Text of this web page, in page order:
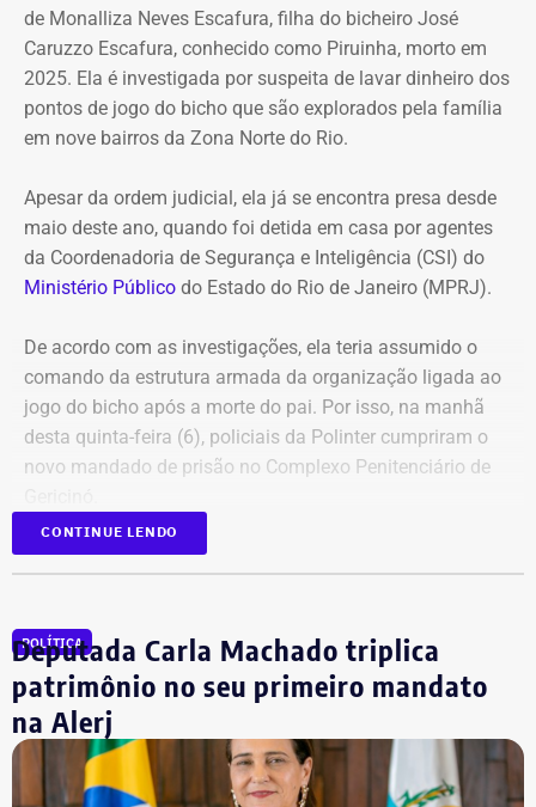
*Com informações do Diário do Rio.
de Monalliza Neves Escafura, filha do bicheiro José
Caruzzo Escafura, conhecido como Piruinha, morto em
2025. Ela é investigada por suspeita de lavar dinheiro dos
pontos de jogo do bicho que são explorados pela família
em nove bairros da Zona Norte do Rio.
Apesar da ordem judicial, ela já se encontra presa desde
maio deste ano, quando foi detida em casa por agentes
da Coordenadoria de Segurança e Inteligência (CSI) do
Ministério Público do Estado do Rio de Janeiro (MPRJ).
De acordo com as investigações, ela teria assumido o
comando da estrutura armada da organização ligada ao
jogo do bicho após a morte do pai. Por isso, na manhã
desta quinta-feira (6), policiais da Polinter cumpriram o
novo mandado de prisão no Complexo Penitenciário de
Além dela, outros 12 réus foram alvo de mandados de
Teixeira, da 3ª Vara Especializada em Organização
Criminosa do Tribunal de Justiça do Rio.
*Com informações do g1
CONTINUE LENDO
POLÍTICA
Deputada Carla Machado triplica
patrimônio no seu primeiro mandato
na Alerj